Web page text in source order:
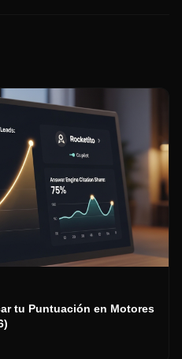
tu Puntuación en Motores